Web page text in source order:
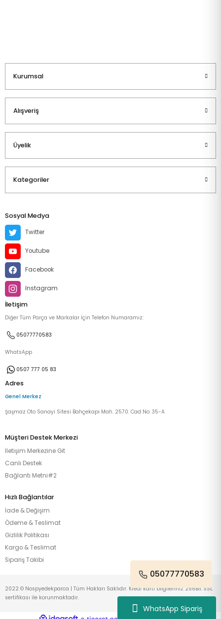
WhatsApp Sipariş
Kurumsal
Alışveriş
Üyelik
Kategoriler
Sosyal Medya
Twitter
Youtube
Facebook
Instagram
İletişim
Diğer Tüm Parça ve Markalar İçin Telefon Numaramız:
05077770583
WhatsApp
0507 777 05 83
Adres
Genel Merkez
Şaşmaz Oto Sanayi Sitesi Bahçekapı Mah. 2570. Cad No: 35-A
Müşteri Destek Merkezi
İletişim Merkezine Git
Canlı Destek
Bağlantı Metni#2
Hızlı Bağlantılar
İade & Değişim
Ödeme & Teslimat
Gizlilik Politikası
Kargo & Teslimat
Sipariş Takibi
05077770583
2022 © Nospyedekparca | Tüm Hakları Saklıdır. Kredi kartı bilgileriniz 256Bit SSL
sertifikası ile korunmaktadır.